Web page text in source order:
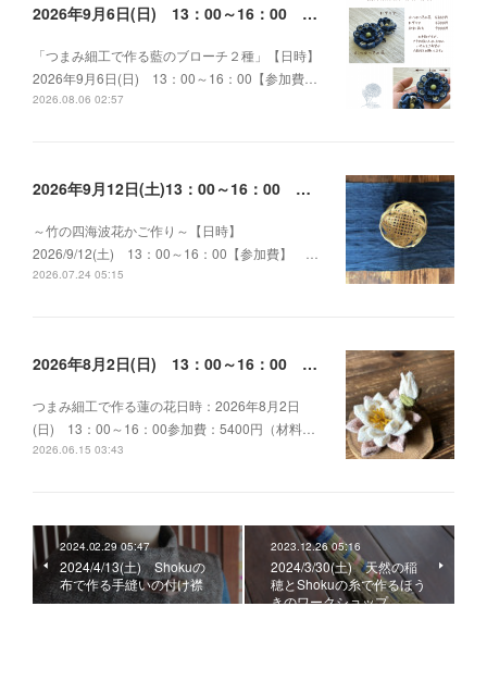
2026年9月6日(日) 13：00～16：00 つまみ細工で作る藍のブローチ２種
「つまみ細工で作る藍のブローチ２種」【日時】
2026年9月6日(日) 13：00～16：00【参加費…
2026.08.06 02:57
2026年9月12日(土)13：00～16：00 ～竹の四海波花かご作り～
～竹の四海波花かご作り～【日時】
2026/9/12(土) 13：00～16：00【参加費】 …
2026.07.24 05:15
2026年8月2日(日) 13：00～16：00 つまみ細工で作る蓮の花
つまみ細工で作る蓮の花日時：2026年8月2日
(日) 13：00～16：00参加費：5400円（材料…
2026.06.15 03:43
2024.02.29 05:47
2024/4/13(土) Shokuの
布で作る手縫いの付け襟
2023.12.26 05:16
2024/3/30(土) 天然の稲
穂とShokuの糸で作るほう
きのワークショップ